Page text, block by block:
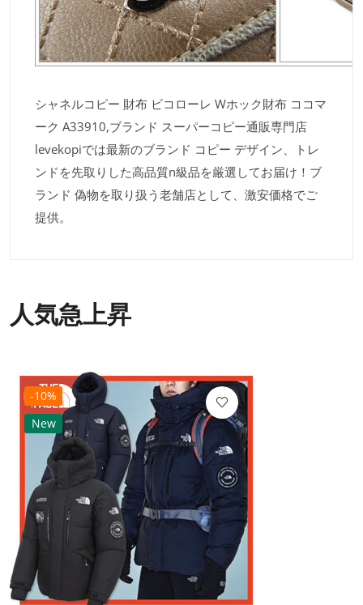
シャネルコピー 財布 ビコローレ Wホック財布 ココマ
ーク A33910,ブランド スーパーコピー通販専門店
levekopiでは最新のブランド コピー デザイン、トレ
ンドを先取りした高品質n級品を厳選してお届け！ブ
ランド 偽物を取り扱う老舗店として、激安価格でご
提供。
人気急上昇
-10%
New